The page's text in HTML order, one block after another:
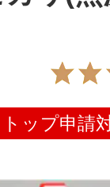
ップ申請